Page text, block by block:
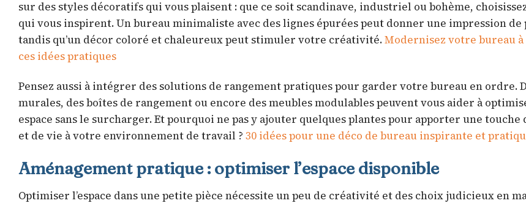
sur des styles décoratifs qui vous plaisent : que ce soit scandinave, industriel ou bohème,
qui vous inspirent. Un bureau minimaliste avec des lignes épurées peut donner une impression de
tandis qu’un décor coloré et chaleureux peut stimuler votre créativité.Modernisez votre bureau
ces idées pratiques
Pensez aussi à intégrer des solutions de rangement pratiques pour garder votre bureau en ordre.
murales, des boîtes de rangement ou encore des meubles modulables peuvent vous aider à
espace sans le surcharger. Et pourquoi ne pas y ajouter quelques plantes pour apporter une
et de vie à votre environnement de travail ? 30 idées pour une déco de bureau inspirante et
Aménagement pratique : optimiser l’espace disponible
Optimiser l’espace dans une petite pièce nécessite un peu de créativité et des choix judicieux en